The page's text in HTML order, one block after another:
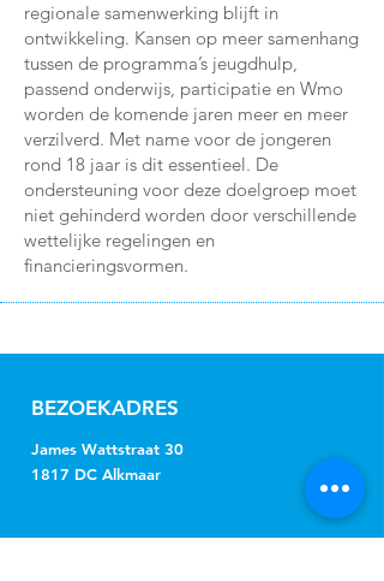
regionale samenwerking blijft in
ontwikkeling. Kansen op meer samenhang
tussen de programma’s jeugdhulp,
passend onderwijs, participatie en Wmo
worden de komende jaren meer en meer
verzilverd. Met name voor de jongeren
rond 18 jaar is dit essentieel. De
ondersteuning voor deze doelgroep moet
niet gehinderd worden door verschillende
wettelijke regelingen en
financieringsvormen.
BEZOEKADRES
James Wattstraat 30
1817 DC Alkmaar